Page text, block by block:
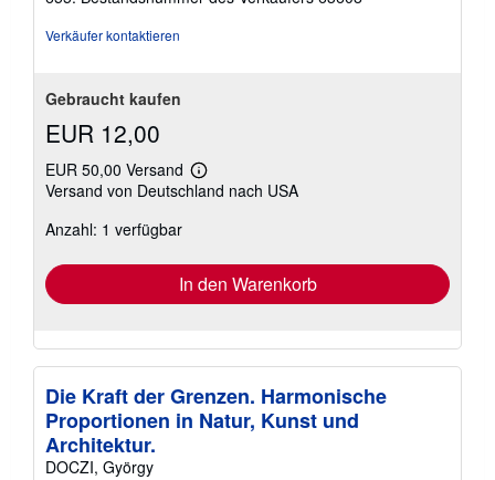
Verkäufer kontaktieren
Gebraucht kaufen
EUR 12,00
EUR 50,00 Versand
Weitere
Informationen
Versand von Deutschland nach USA
Anzahl: 1 verfügbar
In den Warenkorb
Die Kraft der Grenzen. Harmonische
Proportionen in Natur, Kunst und
Architektur.
DOCZI, György